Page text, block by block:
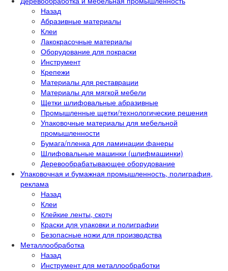
Назад
Абразивные материалы
Клеи
Лакокрасочные материалы
Оборудование для покраски
Инструмент
Крепежи
Материалы для реставрации
Материалы для мягкой мебели
Щетки шлифовальные абразивные
Промышленные щетки/технологические решения
Упаковочные материалы для мебельной
промышленности
Бумага/пленка для ламинации фанеры
Шлифовальные машинки (шлифмашинки)
Деревообрабатывающее оборудование
Упаковочная и бумажная промышленность, полиграфия,
реклама
Назад
Клеи
Клейкие ленты, скотч
Краски для упаковки и полиграфии
Безопасные ножи для производства
Металлообработка
Назад
Инструмент для металлообработки